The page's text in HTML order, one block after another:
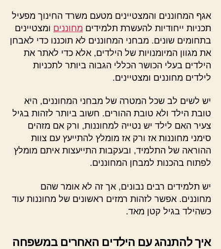
אגף המחוננים והמצטיינים מטעם משרד החינוך מפעיל
תכניות ייחודיות להעשרת תלמידים מחוננים ומצטיינים
בתחומים שונים. מבחני המחוננים לא תוכננו כדי לאבחן
את מגוון המיומנויות של הילדים, אלא כדי לאתר את
הילדים בעלי הכושר הכללי הגבוה ביותר לתכניות
לילדים מחוננים ומצטיינים.
יש לשים לב שכל המטרה של מבחני המחוננים, היא
טובת הילד ולא טובת ההורים. חשוב ביותר לזהות בגיל
צעיר האם לילד יש נטייה למחוננות, ורק אם מזהים
סימני מחוננות אז ורק אז מומלץ להתייעץ עם צוות
ההוראה של התלמיד, ובעקבות התייעצות איתם מומלץ
לפתוח בהכנות למבחן המחוננים.
יש תלמידים רבים נבונים, אך זה לא אומר שהם
מחוננים. אפשר לזהות רמזים ראשונים של מחוננות עוד
כשהילד בגיל קטן מאד.
איך להתנהג עם הילדים האחרים במשפחה